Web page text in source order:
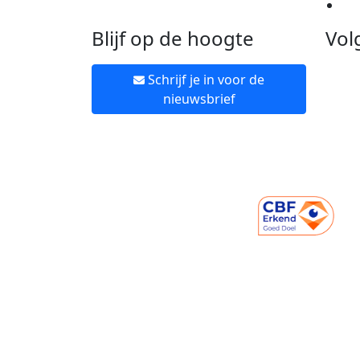
Blijf op de hoogte
Schrijf je in voor de
nieuwsbrief